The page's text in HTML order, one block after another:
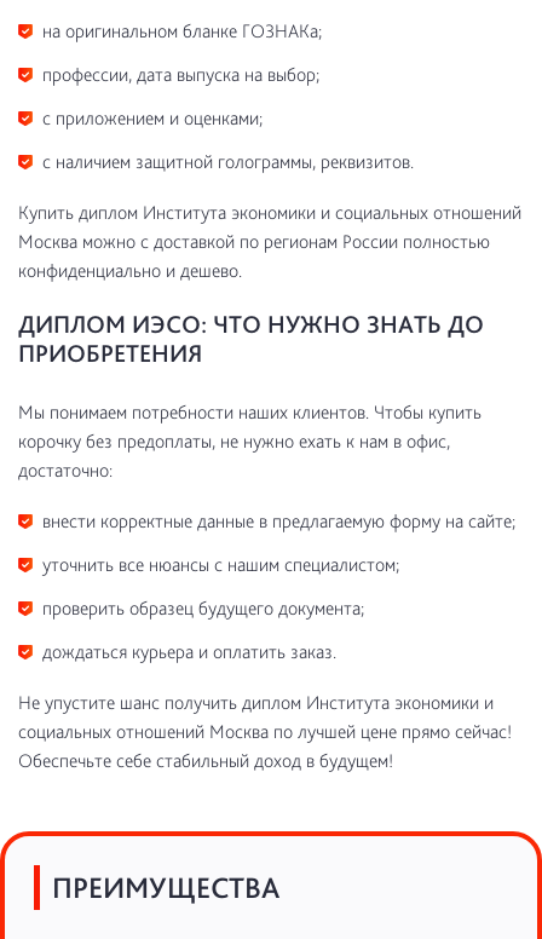
на оригинальном бланке ГОЗНАКа;
профессии, дата выпуска на выбор;
с приложением и оценками;
с наличием защитной голограммы, реквизитов.
Купить диплом Института экономики и социальных отношений
Москва можно с доставкой по регионам России полностью
конфиденциально и дешево.
ДИПЛОМ ИЭСО: ЧТО НУЖНО ЗНАТЬ ДО
ПРИОБРЕТЕНИЯ
Мы понимаем потребности наших клиентов. Чтобы купить
корочку без предоплаты, не нужно ехать к нам в офис,
достаточно:
внести корректные данные в предлагаемую форму на сайте;
уточнить все нюансы с нашим специалистом;
проверить образец будущего документа;
дождаться курьера и оплатить заказ.
Не упустите шанс получить диплом Института экономики и
социальных отношений Москва по лучшей цене прямо сейчас!
Обеспечьте себе стабильный доход в будущем!
ПРЕИМУЩЕСТВА